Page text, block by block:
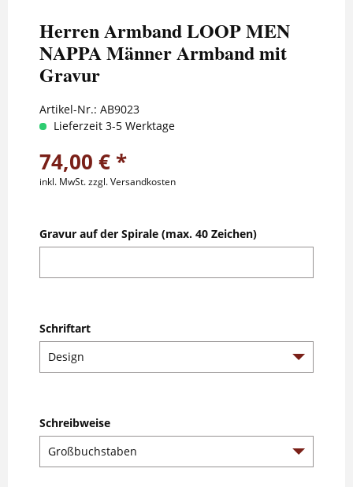
Herren Armband LOOP MEN
NAPPA Männer Armband mit
Gravur
Artikel-Nr.: AB9023
Lieferzeit 3-5 Werktage
74,00 € *
inkl. MwSt.zzgl. Versandkosten
Gravur auf der Spirale (max. 40 Zeichen)
Schriftart
Schreibweise